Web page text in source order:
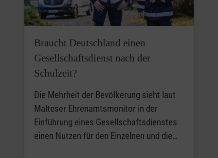
Braucht Deutschland einen
Gesellschaftsdienst nach der
Schulzeit?
Die Mehrheit der Bevölkerung sieht laut
Malteser Ehrenamtsmonitor in der
Einführung eines Gesellschaftsdienstes
einen Nutzen für den Einzelnen und die…